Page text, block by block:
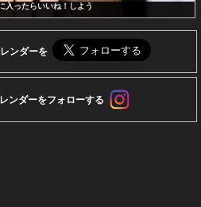
入ったらいいね！しよう
ンダーを
ンダーをフォローする